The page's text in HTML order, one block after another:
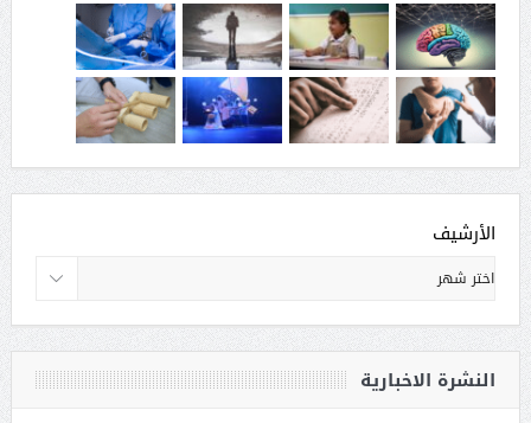
الأرشيف
النشرة الاخبارية